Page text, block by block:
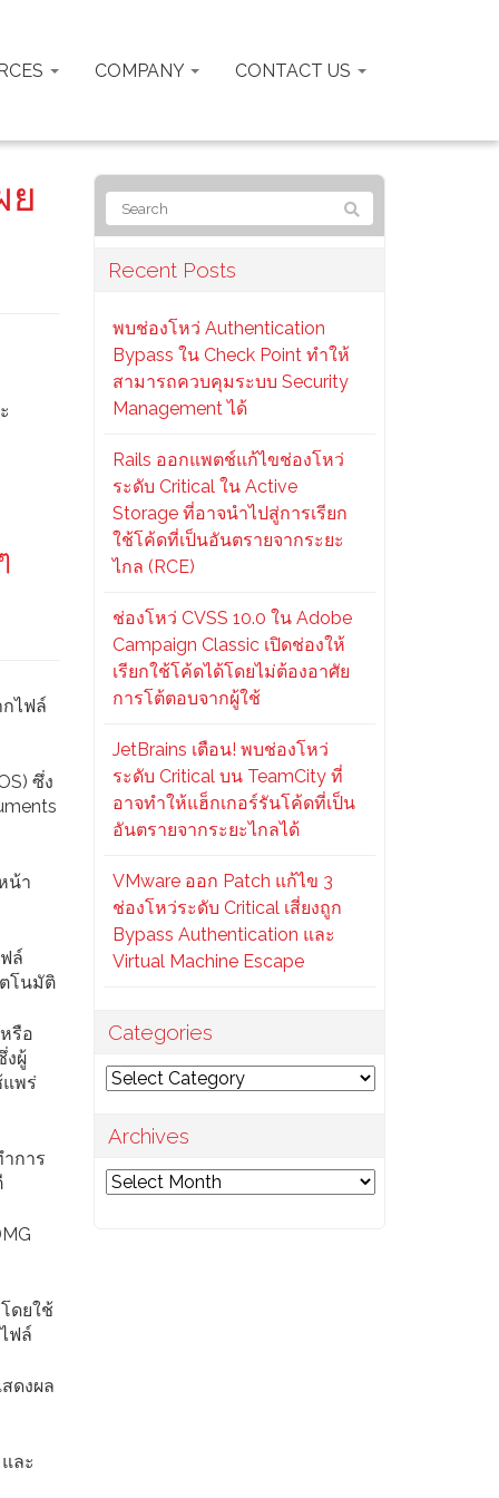
COMPANY CONTACT US
ย
ไฟล์
ซึ่ง
น้า
ล์
โนมัติ
รือ
งผู้
พร่
การ
ดยใช้
ฟล์
ดงผล
ละ
Recent Posts
พบช่องโหว่ Authentication
Bypass ใน Check Point ทำให้
สามารถควบคุมระบบ Security
Management ได้
Rails ออกแพตช์แก้ไขช่องโหว่
ระดับ Critical ใน Active
Storage ที่อาจนำไปสู่การเรียก
ใช้โค้ดที่เป็นอันตรายจากระยะ
ไกล (RCE)
ช่องโหว่ CVSS 10.0 ใน Adobe
Campaign Classic เปิดช่องให้
เรียกใช้โค้ดได้โดยไม่ต้องอาศัย
การโต้ตอบจากผู้ใช้
JetBrains เตือน! พบช่องโหว่
ระดับ Critical บน TeamCity ที่
อาจทำให้แฮ็กเกอร์รันโค้ดที่เป็น
อันตรายจากระยะไกลได้
VMware ออก Patch แก้ไข 3
ช่องโหว่ระดับ Critical เสี่ยงถูก
Bypass Authentication และ
Virtual Machine Escape
Categories
Categories
Archives
Archives